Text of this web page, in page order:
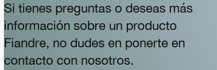
Si tienes preguntas o deseas más
información sobre un producto
Fiandre, no dudes en ponerte en
contacto con nosotros.